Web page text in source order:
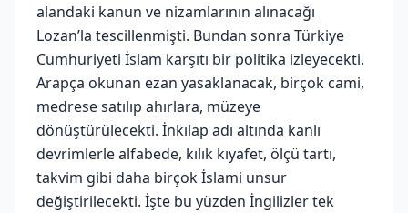
alandaki kanun ve nizamlarının alınacağı
Lozan’la tescillenmişti. Bundan sonra Türkiye
Cumhuriyeti İslam karşıtı bir politika izleyecekti.
Arapça okunan ezan yasaklanacak, birçok cami,
medrese satılıp ahırlara, müzeye
dönüştürülecekti. İnkılap adı altında kanlı
devrimlerle alfabede, kılık kıyafet, ölçü tartı,
takvim gibi daha birçok İslami unsur
değiştirilecekti. İşte bu yüzden İngilizler tek